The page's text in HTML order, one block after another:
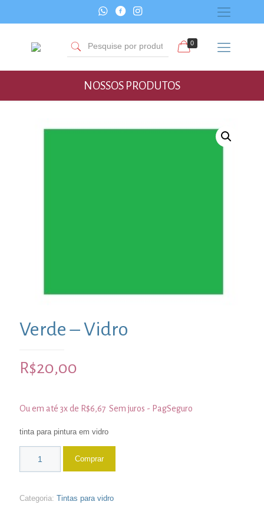
0
NOSSOS PRODUTOS
Verde – Vidro
R$20,00
Ou em até 3x de R$6,67 Sem juros - PagSeguro
tinta para pintura em vidro
Comprar
Categoria: Tintas para vidro